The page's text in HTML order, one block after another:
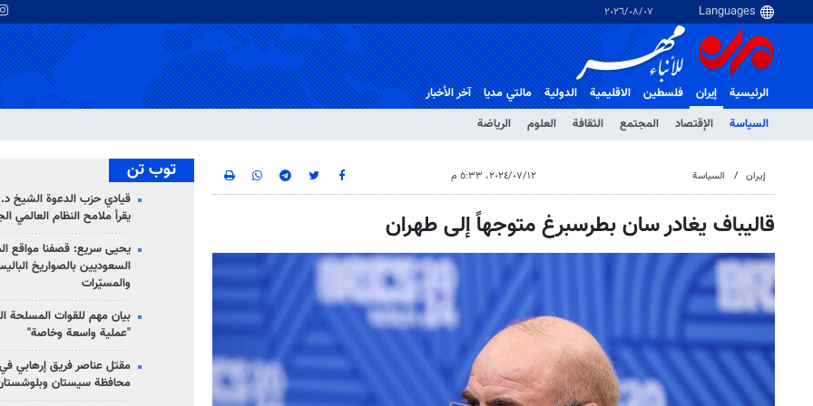
٠٧‏/٠٨‏/٢٠٢٦
الرئيسية
إيران
السياسة
الإقتصاد المجتمع الثقافة العلوم الرياضة
فلسطین الاقلیمیة الدولية مالتي مدیا آخر الأخبار
إيران السياسة ١٢‏/٠٧‏/٢٠٢٤، ٥:٣٣ م
قاليباف یغادر سان بطرسبرغ متوجهاً إلى طهران
توب تن
قيادي حزب الدعوة الشيخ
يقرأ ملامح النظام العالمي
يحيى سريع: قصفنا مواقع
السعوديين بالصواريخ
والمسيّرات
بيان مهم للقوات المسلحة
"عملية واسعة وخاصة"
مقتل عناصر فريق إرهابي
محافظة سيستان